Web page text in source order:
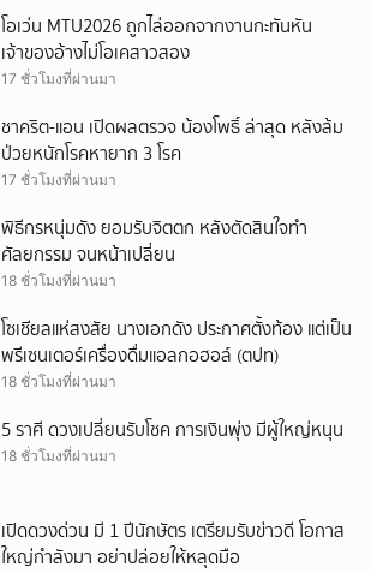
โอเว่น MTU2026 ถูกไล่ออกจากงานกะทันหัน
เจ้าของอ้างไม่โอเคสาวสอง
17 ชั่วโมงที่ผ่านมา
ชาคริต-แอน เปิดผลตรวจ น้องโพธิ์ ล่าสุด หลังล้ม
ป่วยหนักโรคหายาก 3 โรค
17 ชั่วโมงที่ผ่านมา
พิธีกรหนุ่มดัง ยอมรับจิตตก หลังตัดสินใจทำ
ศัลยกรรม จนหน้าเปลี่ยน
18 ชั่วโมงที่ผ่านมา
โซเชียลแห่สงสัย นางเอกดัง ประกาศตั้งท้อง แต่เป็น
พรีเซนเตอร์เครื่องดื่มแอลกอฮอล์ (ตปท)
18 ชั่วโมงที่ผ่านมา
5 ราศี ดวงเปลี่ยนรับโชค การเงินพุ่ง มีผู้ใหญ่หนุน
18 ชั่วโมงที่ผ่านมา
เปิดดวงด่วน มี 1 ปีนักษัตร เตรียมรับข่าวดี โอกาส
ใหญ่กำลังมา อย่าปล่อยให้หลุดมือ